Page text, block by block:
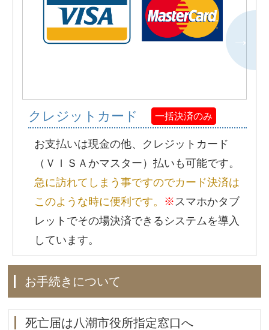
クレジットカード 一括決済のみ
お支払いは現金の他、クレジットカード
（ＶＩＳＡかマスター）払いも可能です。
急に訪れてしまう事ですのでカード決済は
このような時に便利です。 ※ スマホかタブ
レットでその場決済できるシステムを導入
しています。
お手続きについて
死亡届は八潮市役所指定窓口へ